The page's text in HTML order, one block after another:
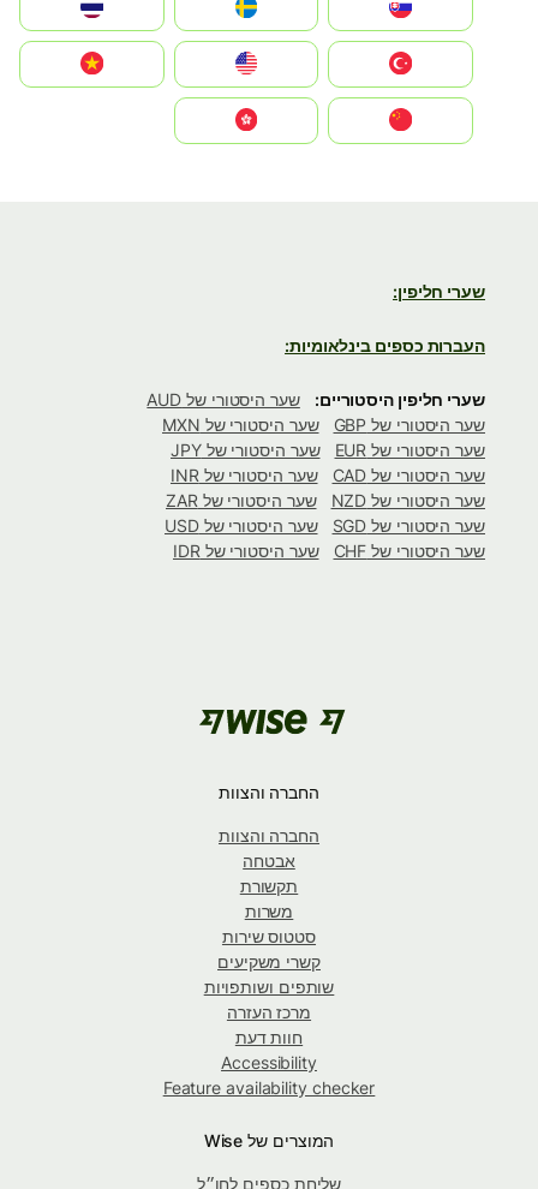
Slovensko
United States
Vietnam
שערי חליפין:
העברות כספים בינלאומיות:
שערי חליפין היסטוריים:
שער היסטורי של AUD
שער היסטורי של GBP
שער היסטורי של MXN
שער היסטורי של EUR
שער היסטורי של JPY
שער היסטורי של CAD
שער היסטורי של INR
שער היסטורי של NZD
שער היסטורי של ZAR
שער היסטורי של SGD
שער היסטורי של USD
שער היסטורי של CHF
שער היסטורי של IDR
החברה והצוות
החברה והצוות
אבטחה
תקשורת
משרות
סטטוס שירות
קשרי משקיעים
שותפים ושותפויות
מרכז העזרה
חוות דעת
Accessibility
Feature availability checker
המוצרים של Wise
שליחת כספים לחו״ל